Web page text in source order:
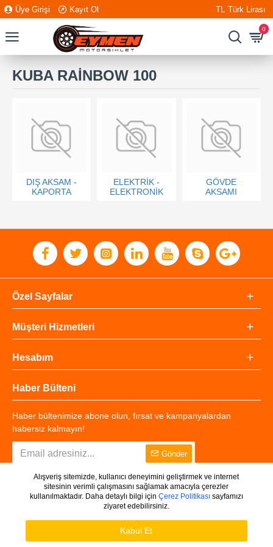
Üye Girişi Kayıt Ol TL Türk Lirası
0
KUBA RAİNBOW 100
DIŞ AKSAM -
KAPORTA
ELEKTRİK -
ELEKTRONİK
GÖVDE
AKSAMI
Özel Sayfalar
Müşteri Hizmetleri
Hesabım
Haber Bülteni
Haber bültenimize abone olun, fırsat ve kampanyalardan
habersiz kalmayın!
Gönder
Copyright © 2025 - Tüm Hakları Saklıdır.
Alışveriş sitemizde, kullanıcı deneyimini geliştirmek ve internet
sitesinin verimli çalışmasını sağlamak amacıyla çerezler
kullanılmaktadır. Daha detaylı bilgi için Çerez Politikasısayfamızı
ziyaret edebilirsiniz.
Kabul Et
Ürünleri Filtrele